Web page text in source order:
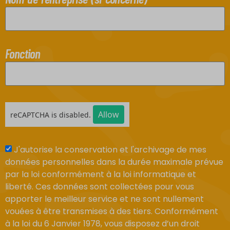
Fonction
reCAPTCHA is disabled. Allow
J'autorise la conservation et l'archivage de mes
données personnelles dans la durée maximale prévue
par la loi conformément à la loi informatique et
liberté. Ces données sont collectées pour vous
apporter le meilleur service et ne sont nullement
vouées à être transmises à des tiers. Conformément
à la loi du 6 Janvier 1978, vous disposez d’un droit